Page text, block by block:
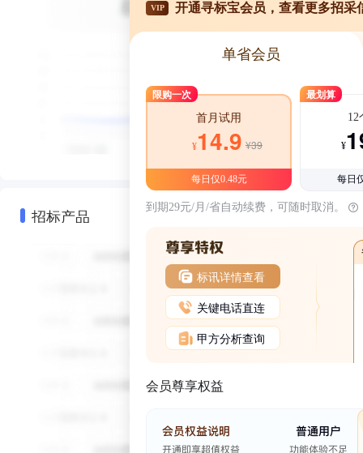
招标产品
VIP 开通寻标宝会员，查看更多招采
单省会员
限购一次
首月试用
¥14.9 ¥39
每日仅0.48元
最划算
12
¥
每日
到期29元/月/省自动续费，可随时取消。
标讯详情查看
关键电话直连
甲方分析查询
会员尊享权益